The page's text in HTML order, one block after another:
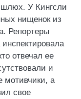
У Кингсли
нищенок из
Репортеры
отвечал ее
и
мотивчики, а
свое